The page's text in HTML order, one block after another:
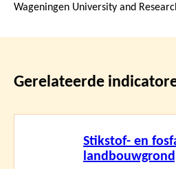
Wageningen University and
Gerelateerde
Stikstof- en